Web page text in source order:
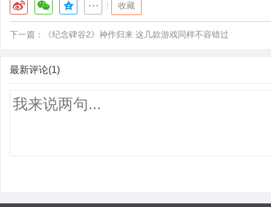
收藏
下一篇： 《纪念碑谷2》神作归来 这几款游戏同样不容错过
最新评论(1)